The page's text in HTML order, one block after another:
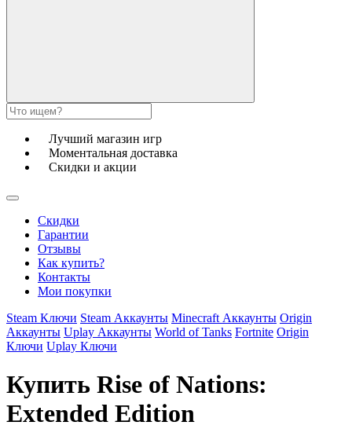
Лучший магазин игр
Моментальная доставка
Скидки и акции
Скидки
Гарантии
Отзывы
Как купить?
Контакты
Мои покупки
Steam Ключи Steam Аккаунты Minecraft Аккаунты Origin
Аккаунты Uplay Аккаунты World of Tanks Fortnite Origin
Ключи Uplay Ключи
Купить Rise of Nations:
Extended Edition